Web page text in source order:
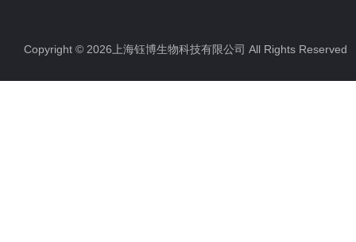
Copyright © 2026上海钰博生物科技有限公司 All Rights